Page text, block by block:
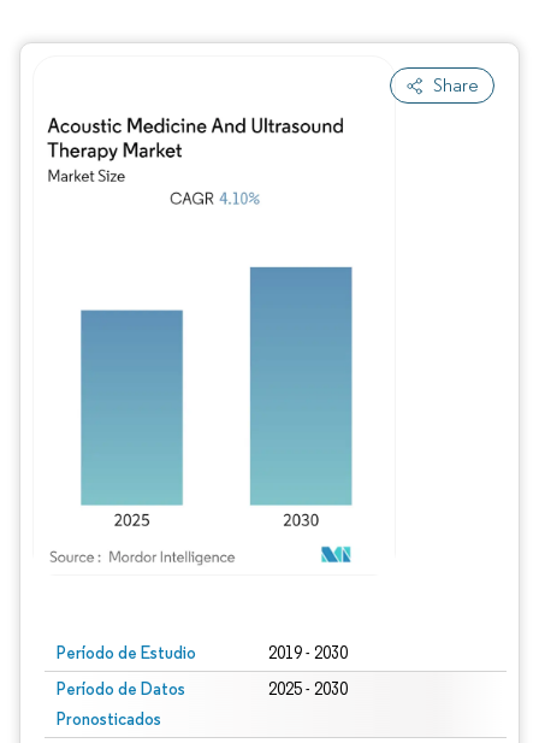
Share
Período de Estudio 2019 - 2030
Período de Datos
Pronosticados
2025 - 2030